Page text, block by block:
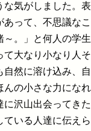
気がしました。
って、不思議な
。」と何人の学
大なり小なり人
然に溶け込み、
の小さな力にな
沢山出会ってき
いる人達に伝え